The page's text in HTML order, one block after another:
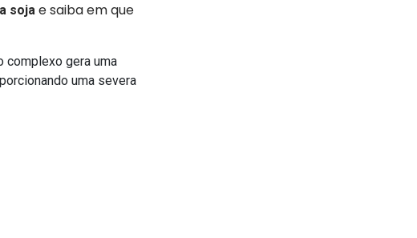
soja e saiba em que
complexo gera uma
uma severa